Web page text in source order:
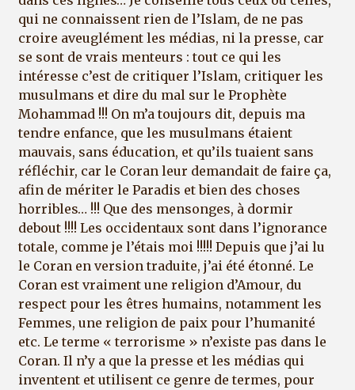
qui ne connaissent rien de l’Islam, de ne pas
croire aveuglément les médias, ni la presse, car
se sont de vrais menteurs : tout ce qui les
intéresse c’est de critiquer l’Islam, critiquer les
musulmans et dire du mal sur le Prophète
Mohammad !!! On m’a toujours dit, depuis ma
tendre enfance, que les musulmans étaient
mauvais, sans éducation, et qu’ils tuaient sans
réfléchir, car le Coran leur demandait de faire ça,
afin de mériter le Paradis et bien des choses
horribles… !!! Que des mensonges, à dormir
debout !!!! Les occidentaux sont dans l’ignorance
totale, comme je l’étais moi !!!!! Depuis que j’ai lu
le Coran en version traduite, j’ai été étonné. Le
Coran est vraiment une religion d’Amour, du
respect pour les êtres humains, notamment les
Femmes, une religion de paix pour l’humanité
etc. Le terme « terrorisme » n’existe pas dans le
Coran. Il n’y a que la presse et les médias qui
inventent et utilisent ce genre de termes, pour